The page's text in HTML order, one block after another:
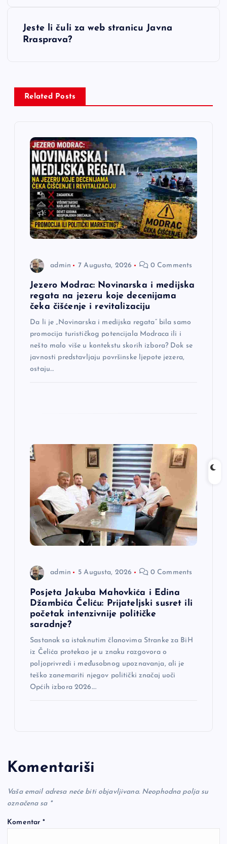
a
Jeste li čuli za web stranicu Javna
Rrasprava?
Related Posts
admin 7 Augusta, 2026 0 Comments
Jezero Modrac: Novinarska i medijska
regata na jezeru koje decenijama
čeka čišćenje i revitalizaciju
Da li je „Novinarska i medijska regata“ bila samo
promocija turističkog potencijala Modraca ili i
nešto malo više u kontekstu skorih izbora? Dok se
javnosti predstavljaju površinske ljepote jezera,
ostaju…
admin 5 Augusta, 2026 0 Comments
Posjeta Jakuba Mahovkića i Edina
Džambića Čeliću: Prijateljski susret ili
početak intenzivnije političke
saradnje?
Sastanak sa istaknutim članovima Stranke za BiH
iz Čelića protekao je u znaku razgovora o
poljoprivredi i međusobnog upoznavanja, ali je
teško zanemariti njegov politički značaj uoči
Općih izbora 2026.…
Komentariši
Vaša email adresa neće biti objavljivana. Neophodna polja su
označena sa *
Komentar*